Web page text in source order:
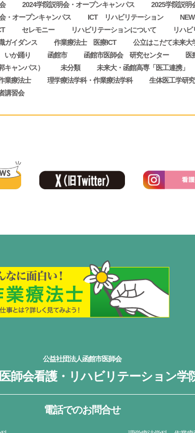
2024学院説明会・オープンキャンパス
2025学院説明
・オープンキャンパス
ICT リハビリテーション
セレモニー リハビリテーションについて
リハ
ガイダンス
作業療法士 医療ICT
公立はこだて未来大
か踊り
函館市 函館市医師会 研究センター
医
キャンパス）
未分類
未来大・函館高専「医工連携」
業療法士
理学療法学科・作業療法学科
生体医工学研
講習会
公益社団法人函館市医師会
師会看護・リハビリテーション学
電話でのお問合せ